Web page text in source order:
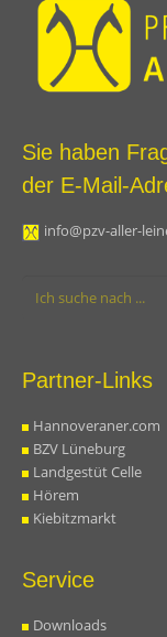
Sie haben
der E-Mail-
info@pzv-aller-
Partner-Links
Hannoveraner.com
BZV Lüneburg
Landgestüt Celle
Hörem
Kiebitzmarkt
Service
Downloads